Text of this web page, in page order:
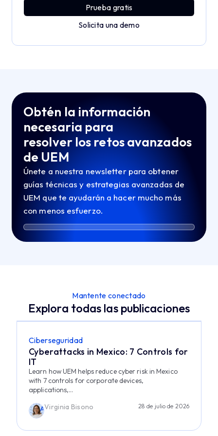
Prueba gratis
Solicita una demo
Obtén la información
necesaria para
resolver los retos avanzados
de UEM
Únete a nuestra newsletter para obtener
guías técnicas y estrategias avanzadas de
UEM que te ayudarán a hacer mucho más
con menos esfuerzo.
Mantente conectado
Explora todas las publicaciones
Ciberseguridad
Cyberattacks in Mexico: 7 Controls for
IT
Learn how UEM helps reduce cyber risk in Mexico
with 7 controls for corporate devices,
applications,...
Virginia Bisono
28 de julio de 2026